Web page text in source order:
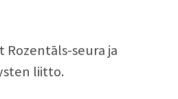
Rozentāls-seura ja
liitto.